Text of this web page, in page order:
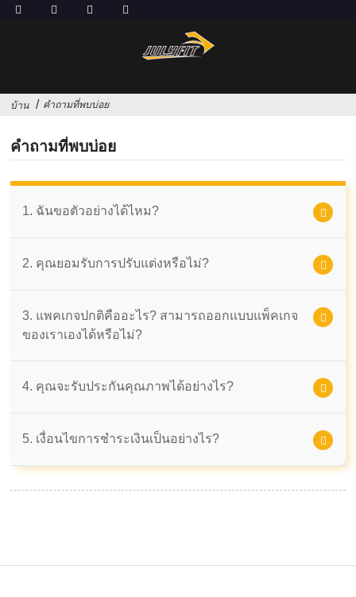
บ้าน คำถามที่พบบ่อย
คำถามที่พบบ่อย
1. ฉันขอตัวอย่างได้ไหม?
2. คุณยอมรับการปรับแต่งหรือไม่?
3. แพคเกจปกติคืออะไร? สามารถออกแบบแพ็คเกจ
ของเราเองได้หรือไม่?
4. คุณจะรับประกันคุณภาพได้อย่างไร?
5. เงื่อนไขการชำระเงินเป็นอย่างไร?